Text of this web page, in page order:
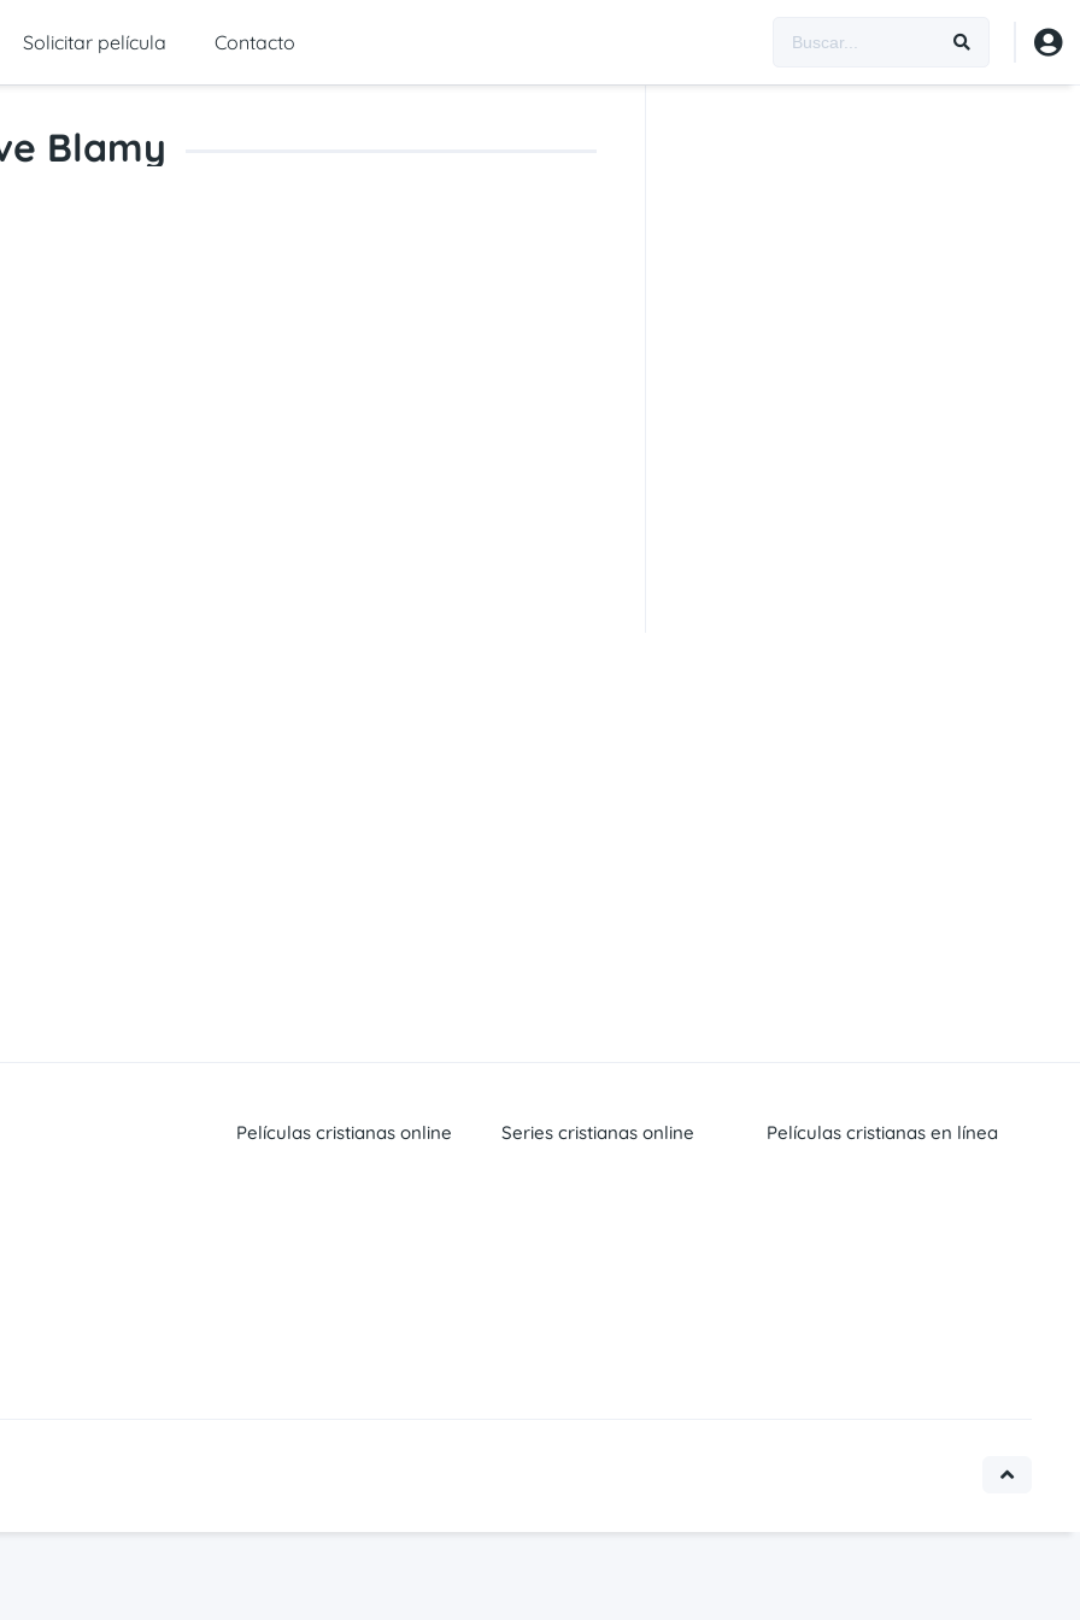
Solicitar película Contacto
Blamy
Películas cristianas online Series cristianas online Películas cristianas en línea